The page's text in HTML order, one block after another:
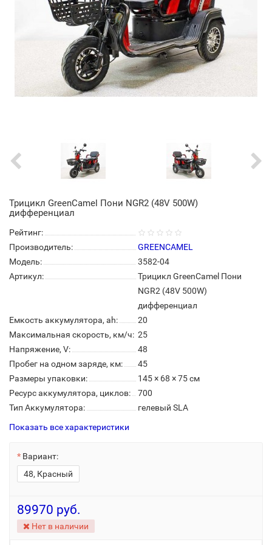
Трицикл GreenCamel Пони NGR2 (48V 500W)
дифференциал
Рейтинг:
Производитель:
GREENCAMEL
Модель:
3582-04
Артикул:
Трицикл GreenCamel Пони
NGR2 (48V 500W)
дифференциал
Емкость аккумулятора, ah:
20
Максимальная скорость, км/ч: 25
Напряжение, V:
48
Пробег на одном заряде, км:
45
Размеры упаковки:
145 × 68 × 75 см
Ресурс аккумулятора, циклов:
700
Тип Аккумулятора:
гелевый SLA
Показать все характеристики
Вариант:
48, Красный
89970 руб.
Нет в наличии